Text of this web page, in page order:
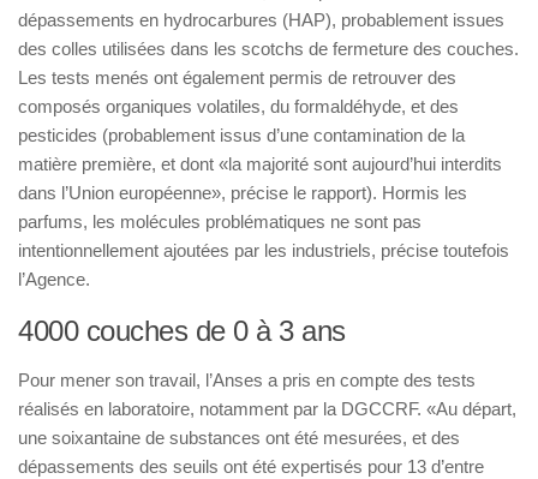
dépassements en hydrocarbures (HAP), probablement issues
des colles utilisées dans les scotchs de fermeture des couches.
Les tests menés ont également permis de retrouver des
composés organiques volatiles, du formaldéhyde, et des
pesticides (probablement issus d’une contamination de la
matière première, et dont «la majorité sont aujourd’hui interdits
dans l’Union européenne», précise le rapport). Hormis les
parfums, les molécules problématiques ne sont pas
intentionnellement ajoutées par les industriels, précise toutefois
l’Agence.
4000 couches de 0 à 3 ans
Pour mener son travail, l’Anses a pris en compte des tests
réalisés en laboratoire, notamment par la DGCCRF. «Au départ,
une soixantaine de substances ont été mesurées, et des
dépassements des seuils ont été expertisés pour 13 d’entre